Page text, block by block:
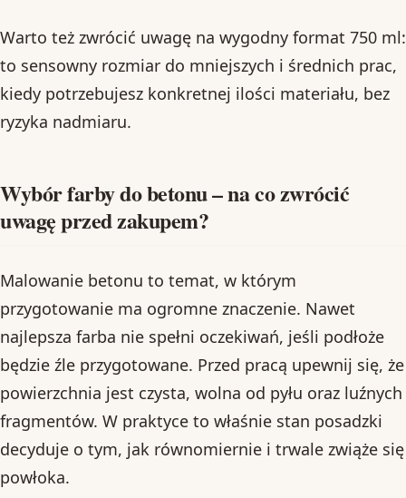
Warto też zwrócić uwagę na wygodny format 750 ml:
to sensowny rozmiar do mniejszych i średnich prac,
kiedy potrzebujesz konkretnej ilości materiału, bez
ryzyka nadmiaru.
Wybór farby do betonu – na co zwrócić
uwagę przed zakupem?
Malowanie betonu to temat, w którym
przygotowanie ma ogromne znaczenie. Nawet
najlepsza farba nie spełni oczekiwań, jeśli podłoże
będzie źle przygotowane. Przed pracą upewnij się, że
powierzchnia jest czysta, wolna od pyłu oraz luźnych
fragmentów. W praktyce to właśnie stan posadzki
decyduje o tym, jak równomiernie i trwale zwiąże się
powłoka.